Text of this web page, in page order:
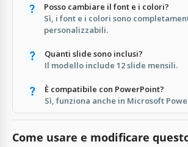
Posso cambiare il font e i colori?
Sì, i font e i colori sono
personalizzabili.
Quanti slide sono inclusi?
Il modello include 12 slide mensili.
È compatibile con PowerPoint?
Sì, funziona anche in Microsoft
Come usare e modificare